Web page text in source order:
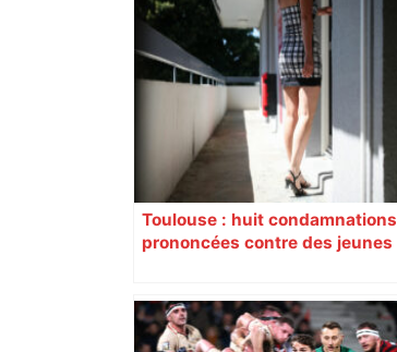
Toulouse : huit condamnations
prononcées contre des jeunes